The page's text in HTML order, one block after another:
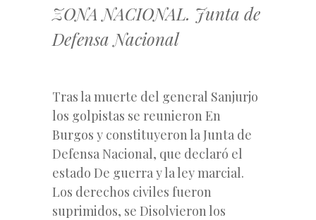
ZONA NACIONAL. Junta de
Defensa Nacional
Tras la muerte del general Sanjurjo
los golpistas se reunieron En
Burgos y constituyeron la Junta de
Defensa Nacional, que declaró el
estado De guerra y la ley marcial.
Los derechos civiles fueron
suprimidos, se Disolvieron los